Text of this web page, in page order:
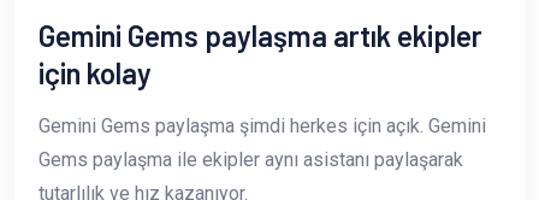
Gemini Gems paylaşma artık ekipler
için kolay
Gemini Gems paylaşma şimdi herkes için açık. Gemini
Gems paylaşma ile ekipler aynı asistanı paylaşarak
tutarlılık ve hız kazanıyor.